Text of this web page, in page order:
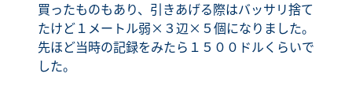
買ったものもあり、引きあげる際はバッサリ捨て
たけど１メートル弱×３辺×５個になりました。
先ほど当時の記録をみたら１５００ドルくらいで
した。